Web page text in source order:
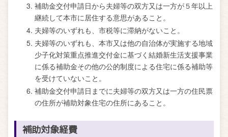
補助金交付申請日から夫婦等の双方又は一方が５年以上
継続して本市に居住する意思があること。
夫婦等のいずれも、市税等に滞納がないこと。
夫婦等のいずれも、本市又は他の自治体が実施する地域
少子化対策重点推進交付金に基づく結婚新生活支援事業
に係る補助金その他の公的制度による住宅に係る補助等
を受けていないこと。
補助金交付申請日までに夫婦等の双方又は一方の住民票
の住所が補助対象住宅の住所にあること。
補助対象経費